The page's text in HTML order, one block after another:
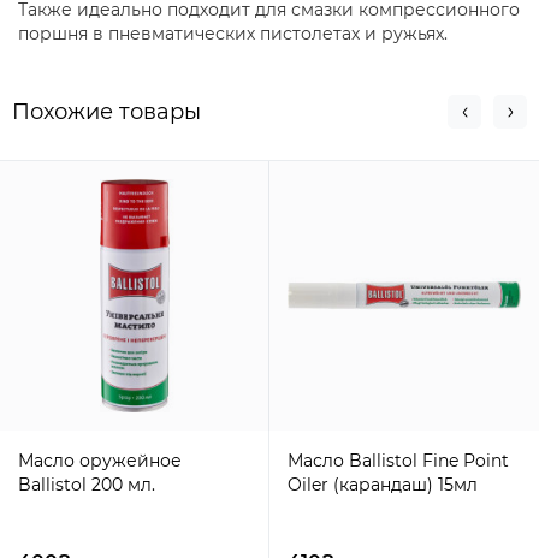
Также идеально подходит для смазки компрессионного
поршня в пневматических пистолетах и ружьях.
Похожие товары
Масло оружейное
Ballistol 200 мл.
Масло Ballistol Fine Point
Oiler (карандаш) 15мл